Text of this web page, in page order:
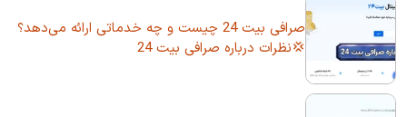
صرافی بیت 24 چیست و چه خدماتی ارائه می‌دهد؟
💢نظرات درباره صرافی بیت 24